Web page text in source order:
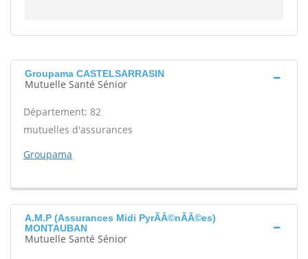
Groupama CASTELSARRASIN
Mutuelle Santé Sénior
Département: 82
mutuelles d'assurances
Groupama
A.M.P (Assurances Midi PyrÃÂ©nÃÂ©es)
MONTAUBAN
Mutuelle Santé Sénior